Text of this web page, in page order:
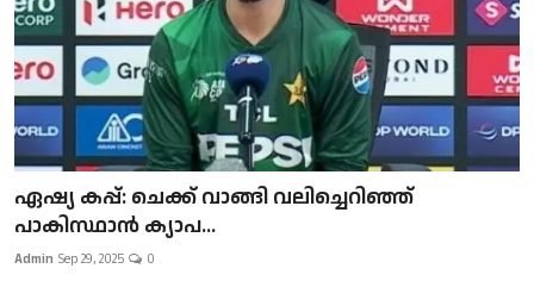
ഏഷ്യ കപ്പ്: ചെക്ക് വാങ്ങി വലിച്ചെറിഞ്ഞ്
പാകിസ്ഥാൻ ക്യാപ...
Admin Sep 29, 2025 0